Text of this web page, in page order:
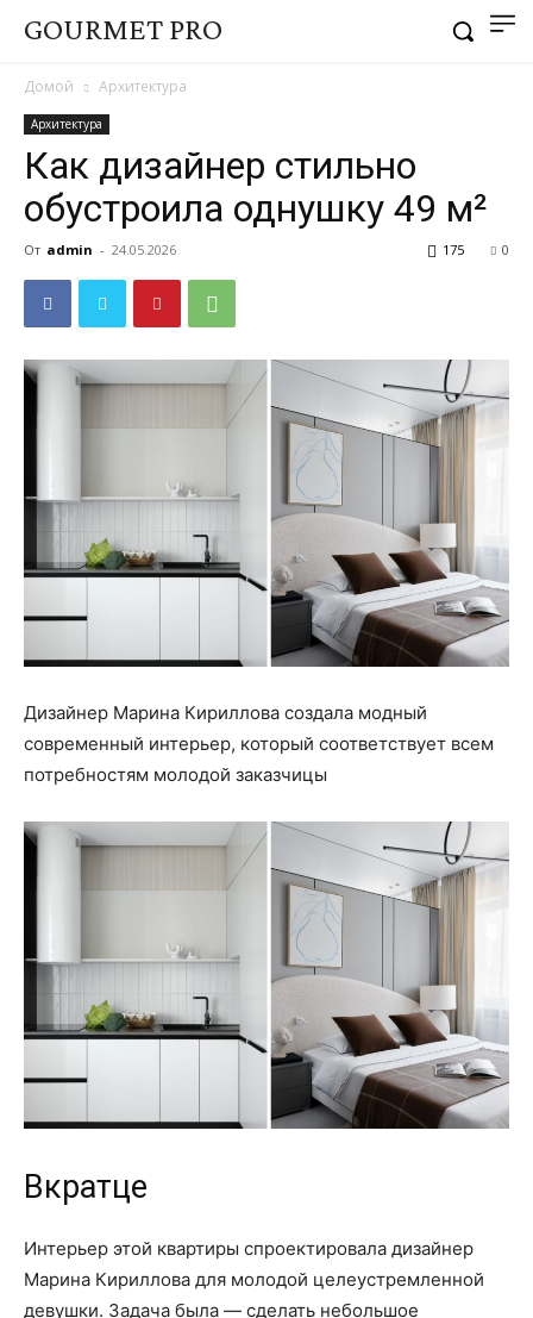
GOURMET PRO
Домой Архитектура
Архитектура
Как дизайнер стильно
обустроила однушку 49 м²
От admin - 24.05.2026 0
175
Дизайнер Марина Кириллова создала модный
современный интерьер, который соответствует всем
потребностям молодой заказчицы
Вкратце
Интерьер этой квартиры спроектировала дизайнер
Марина Кириллова для молодой целеустремленной
девушки. Задача была — сделать небольшое